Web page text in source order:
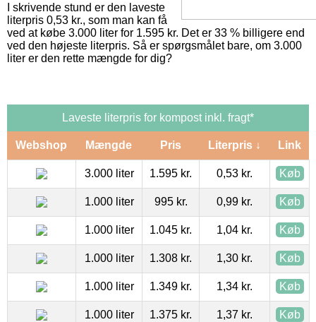
I skrivende stund er den laveste
literpris 0,53 kr., som man kan få
ved at købe 3.000 liter for 1.595 kr. Det er 33 % billigere end
ved den højeste literpris. Så er spørgsmålet bare, om 3.000
liter er den rette mængde for dig?
Laveste literpris for kompost inkl. fragt*
Webshop Mængde Pris Literpris ↓ Link
3.000 liter 1.595 kr. 0,53 kr. Køb
1.000 liter 995 kr. 0,99 kr. Køb
1.000 liter 1.045 kr. 1,04 kr. Køb
1.000 liter 1.308 kr. 1,30 kr. Køb
1.000 liter 1.349 kr. 1,34 kr. Køb
1.000 liter 1.375 kr. 1,37 kr. Køb